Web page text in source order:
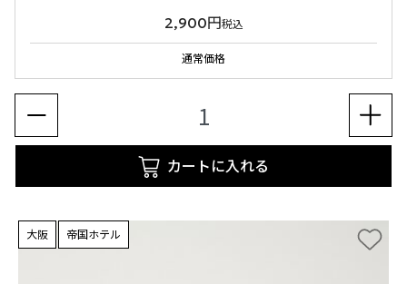
2,900円税込
通常価格
カートに入れる
大阪 帝国ホテル